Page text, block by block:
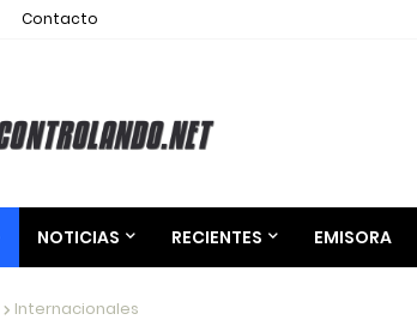
Contacto
NOTICIAS RECIENTES EMISORA
Internacionales